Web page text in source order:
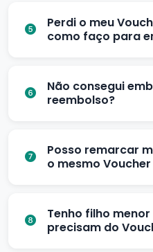
Perdi o meu
como faço para
Não consegui
reembolso?
Posso remarcar
o mesmo
Tenho filho
precisam do